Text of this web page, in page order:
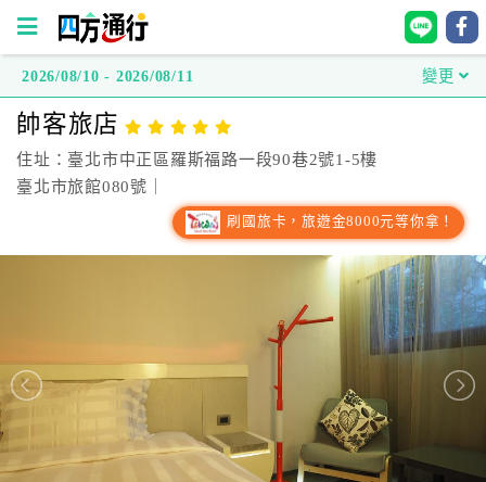
方
通
行
訂
房
直
2026/08/10 - 2026/08/11 變更
帥客旅店
住址：臺北市中正區羅斯福路一段90巷2號1-5樓
臺北市旅館080號｜
刷國旅卡，旅遊金8000元等你拿！